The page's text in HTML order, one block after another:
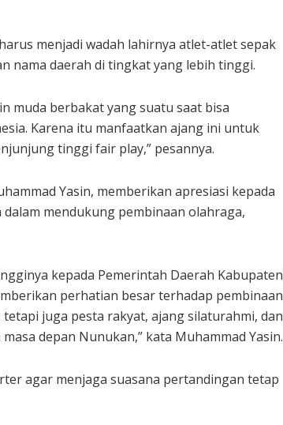
menjadi wadah lahirnya atlet-atlet sepak
nama daerah di tingkat yang lebih tinggi.
muda berbakat yang suatu saat bisa
Karena itu manfaatkan ajang ini untuk
tinggi fair play,” pesannya.
Yasin, memberikan apresiasi kepada
mendukung pembinaan olahraga,
kepada Pemerintah Daerah Kabupaten
perhatian besar terhadap pembinaan
juga pesta rakyat, ajang silaturahmi, dan
depan Nunukan,” kata Muhammad Yasin.
agar menjaga suasana pertandingan tetap